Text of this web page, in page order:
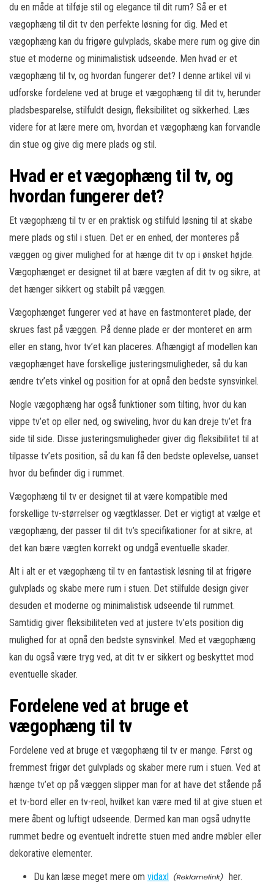
du en måde at tilføje stil og elegance til dit rum? Så er et
vægophæng til dit tv den perfekte løsning for dig. Med et
vægophæng kan du frigøre gulvplads, skabe mere rum og give din
stue et moderne og minimalistisk udseende. Men hvad er et
vægophæng til tv, og hvordan fungerer det? I denne artikel vil vi
udforske fordelene ved at bruge et vægophæng til dit tv, herunder
pladsbesparelse, stilfuldt design, fleksibilitet og sikkerhed. Læs
videre for at lære mere om, hvordan et vægophæng kan forvandle
din stue og give dig mere plads og stil.
Hvad er et vægophæng til tv, og
hvordan fungerer det?
Et vægophæng til tv er en praktisk og stilfuld løsning til at skabe
mere plads og stil i stuen. Det er en enhed, der monteres på
væggen og giver mulighed for at hænge dit tv op i ønsket højde.
Vægophænget er designet til at bære vægten af dit tv og sikre, at
det hænger sikkert og stabilt på væggen.
Vægophænget fungerer ved at have en fastmonteret plade, der
skrues fast på væggen. På denne plade er der monteret en arm
eller en stang, hvor tv’et kan placeres. Afhængigt af modellen kan
vægophænget have forskellige justeringsmuligheder, så du kan
ændre tv’ets vinkel og position for at opnå den bedste synsvinkel.
Nogle vægophæng har også funktioner som tilting, hvor du kan
vippe tv’et op eller ned, og swiveling, hvor du kan dreje tv’et fra
side til side. Disse justeringsmuligheder giver dig fleksibilitet til at
tilpasse tv’ets position, så du kan få den bedste oplevelse, uanset
hvor du befinder dig i rummet.
Vægophæng til tv er designet til at være kompatible med
forskellige tv-størrelser og vægtklasser. Det er vigtigt at vælge et
vægophæng, der passer til dit tv’s specifikationer for at sikre, at
det kan bære vægten korrekt og undgå eventuelle skader.
Alt i alt er et vægophæng til tv en fantastisk løsning til at frigøre
gulvplads og skabe mere rum i stuen. Det stilfulde design giver
desuden et moderne og minimalistisk udseende til rummet.
Samtidig giver fleksibiliteten ved at justere tv’ets position dig
mulighed for at opnå den bedste synsvinkel. Med et vægophæng
kan du også være tryg ved, at dit tv er sikkert og beskyttet mod
eventuelle skader.
Fordelene ved at bruge et
vægophæng til tv
Fordelene ved at bruge et vægophæng til tv er mange. Først og
fremmest frigør det gulvplads og skaber mere rum i stuen. Ved at
hænge tv’et op på væggen slipper man for at have det stående på
et tv-bord eller en tv-reol, hvilket kan være med til at give stuen et
mere åbent og luftigt udseende. Dermed kan man også udnytte
rummet bedre og eventuelt indrette stuen med andre møbler eller
dekorative elementer.
Du kan læse meget mere om vidaxl her.